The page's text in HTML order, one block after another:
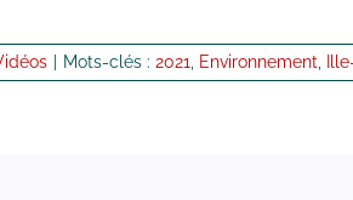
Mots-clés : 2021 Environnement